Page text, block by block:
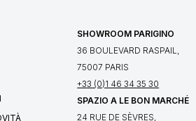
SHOWROOM PARIGINO
36 BOULEVARD RASPAIL,
75007 PARIS
+33 (0)1 46 34 35 30
SPAZIO A LE BON MARCHÉ
24 RUE DE SÈVRES,